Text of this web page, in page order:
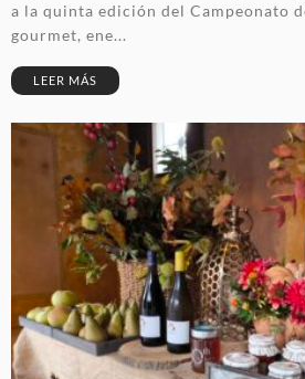
a la quinta edición del Campeonato
gourmet, ene...
LEER MÁS